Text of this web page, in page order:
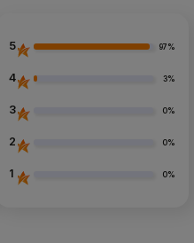
5 97%
4 3%
3 0%
2 0%
1 0%